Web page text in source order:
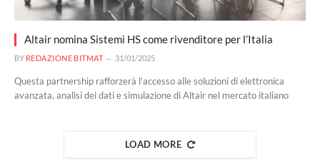
Altair nomina Sistemi HS come rivenditore per l’Italia
BY REDAZIONE BITMAT 31/01/2025
Questa partnership rafforzerà l’accesso alle soluzioni di elettronica
avanzata, analisi dei dati e simulazione di Altair nel mercato italiano
LOAD MORE